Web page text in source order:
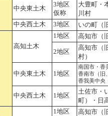
中央東土木
3地区
仮称
大豊町・
川村
中央西土木 3地区 いの町（
高知土木
1地区 高知市
2地区
高知市（
村）
中央東土木 1地区
南国市・香
香南市（旧
香我美中央
中央西土木 1地区
土佐市・
町）・日
1地区 高知市